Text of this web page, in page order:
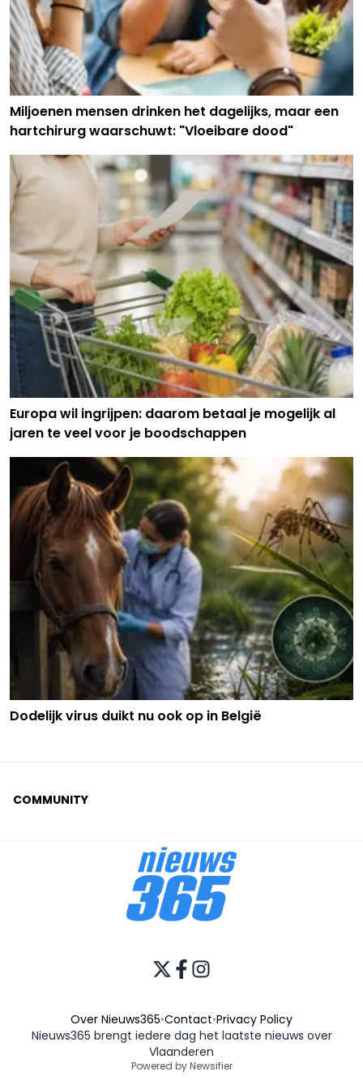
Miljoenen mensen drinken het dagelijks, maar een
hartchirurg waarschuwt: "Vloeibare dood"
Europa wil ingrijpen: daarom betaal je mogelijk al
jaren te veel voor je boodschappen
Dodelijk virus duikt nu ook op in België
COMMUNITY
Over Nieuws365•Contact•Privacy Policy
Nieuws365 brengt iedere dag het laatste nieuws over
Vlaanderen
Powered by Newsifier